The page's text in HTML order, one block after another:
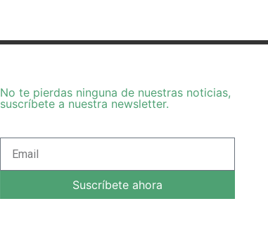
No te pierdas ninguna de nuestras noticias,
suscríbete a nuestra newsletter.
Suscríbete ahora